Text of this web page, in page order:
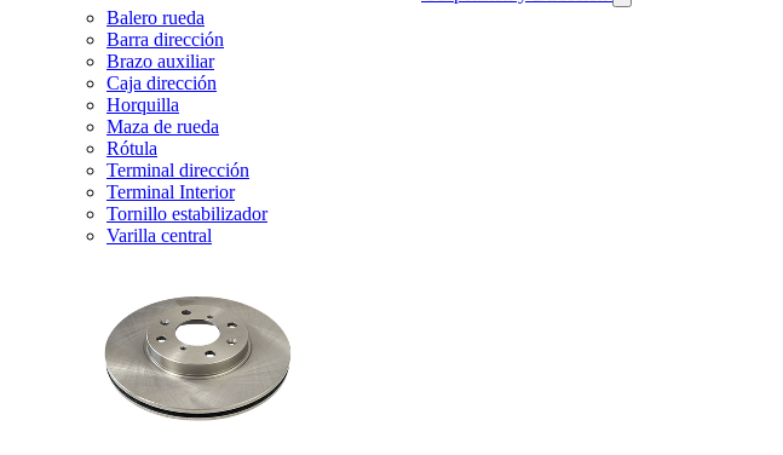
Balero rueda
Barra dirección
Brazo auxiliar
Caja dirección
Horquilla
Maza de rueda
Rótula
Terminal dirección
Terminal Interior
Tornillo estabilizador
Varilla central